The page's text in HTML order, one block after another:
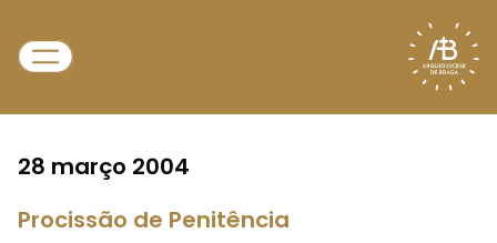
28 março 2004
Procissão de Penitência